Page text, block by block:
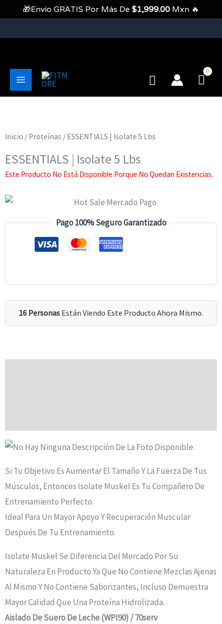
Contenido
Main
Buscar
Inicio / Proteínas / ESSENTIALS | Isolate 5 Lbs
ESSENTIALS | Isolate 5 Lbs
Este Producto No Está Disponible Porque No Quedan Existencias.
Pago 100% Seguro Garantizado
16 Personas Están Viendo Este Producto Ahora Mismo.
Si Tu Objetivo Es Aumentar El Tamaño Y La Fuerza De Tus
Músculos, Entonces Isolate Muskel Es Tu Compañero De
Entrenamiento Perfecto.
Ideal Para Un Mayor Apoyo Y Recuperación Muscular
Después De Tu Entrenamiento.
Isolate Muskel Se Diferencia Del Mercado Por Su
Naturaleza En Producto Ya Que No Contiene Mezclas Ajenas
Al Mismo Y No Contiene Saborizantes, Incluso Demuestra
Mayor Calidad Que Una Proteína Hidrolizada.
Aislado De Suero De Leche (WPI90) / 70serv
🎁Envío GRATIS Por Más De $1,999.00 Mxn 🔥